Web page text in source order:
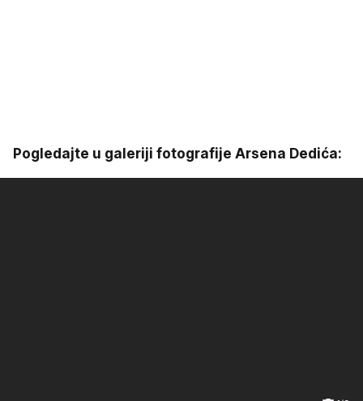
Pogledajte u galeriji fotografije Arsena Dedića: